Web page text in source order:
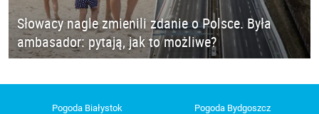
Słowacy nagle zmienili zdanie o Polsce. Była
ambasador: pytają, jak to możliwe?
Pogoda Białystok Pogoda Bydgoszcz